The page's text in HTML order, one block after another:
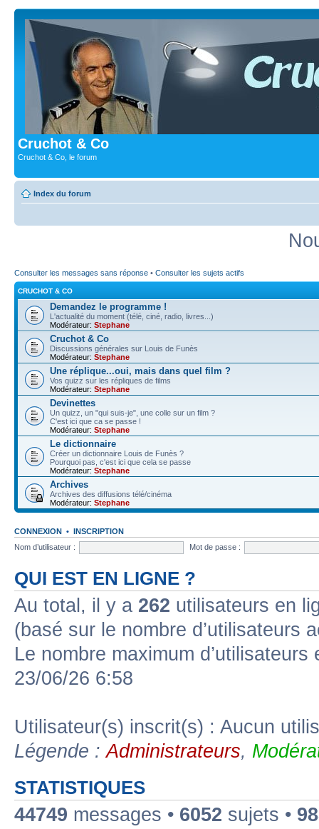
Cruchot & Co
Cruchot & Co, le forum
Index du forum
Consulter les messages sans réponse • Consulter les sujets actifs
CRUCHOT & CO
Demandez le programme !
L'actualité du moment (télé, ciné, radio, livres...)
Modérateur: Stephane
Cruchot & Co
Discussions générales sur Louis de Funès
Modérateur: Stephane
Une réplique...oui, mais dans quel film ?
Vos quizz sur les répliques de films
Modérateur: Stephane
Devinettes
Un quizz, un "qui suis-je", une colle sur un film ?
C'est ici que ca se passe !
Modérateur: Stephane
Le dictionnaire
Créer un dictionnaire Louis de Funès ?
Pourquoi pas, c'est ici que cela se passe
Modérateur: Stephane
Archives
Archives des diffusions télé/cinéma
Modérateur: Stephane
CONNEXION • INSCRIPTION
Nom d’utilisateur :
Mot de passe :
QUI EST EN LIGNE ?
Au total, il y a 262 utilisateurs en
(basé sur le nombre d’utilisateurs
Le nombre maximum
23/06/26 6:58
Utilisateur(s) inscrit(s) : Aucun
Légende :Administrateurs,
STATISTIQUES
44749 messages • 6052 sujets •